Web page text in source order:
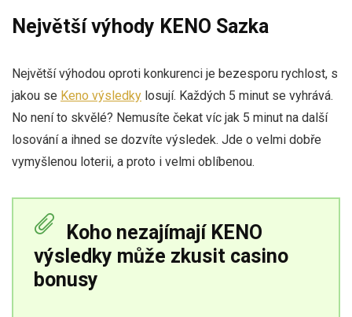
Největší výhody KENO Sazka
Největší výhodou oproti konkurenci je bezesporu rychlost, s
jakou se Keno výsledky losují. Každých 5 minut se vyhrává.
No není to skvělé? Nemusíte čekat víc jak 5 minut na další
losování a ihned se dozvíte výsledek. Jde o velmi dobře
vymyšlenou loterii, a proto i velmi oblíbenou.
Koho nezajímají KENO
výsledky může zkusit casino
bonusy